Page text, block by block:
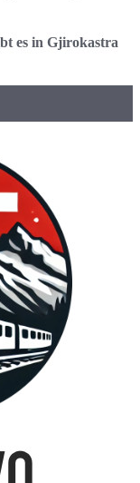
es in Gjirokastra